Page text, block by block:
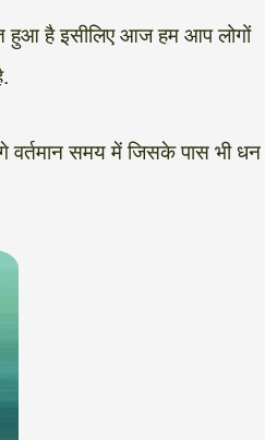
हुआ है इसीलिए आज हम आप लोगों
वर्तमान समय में जिसके पास भी धन